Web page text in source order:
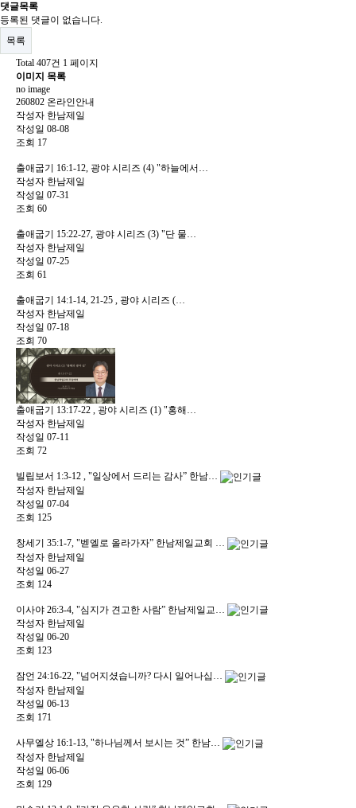
댓글목록
등록된 댓글이 없습니다.
목록
Total 407건 1 페이지
이미지 목록
no image
260802 온라인안내
작성자 한남제일
작성일 08-08
조회 17
출애굽기 16:1-12, 광야 시리즈 (4) "하늘에서…
작성자 한남제일
작성일 07-31
조회 60
출애굽기 15:22-27, 광야 시리즈 (3) "단 물…
작성자 한남제일
작성일 07-25
조회 61
출애굽기 14:1-14, 21-25 , 광야 시리즈 (…
작성자 한남제일
작성일 07-18
조회 70
출애굽기 13:17-22 , 광야 시리즈 (1) "홍해…
작성자 한남제일
작성일 07-11
조회 72
빌립보서 1:3-12 , "일상에서 드리는 감사” 한남…
작성자 한남제일
작성일 07-04
조회 125
창세기 35:1-7, "벧엘로 올라가자” 한남제일교회 …
작성자 한남제일
작성일 06-27
조회 124
이사야 26:3-4, "심지가 견고한 사람” 한남제일교…
작성자 한남제일
작성일 06-20
조회 123
잠언 24:16-22, "넘어지셨습니까? 다시 일어나십…
작성자 한남제일
작성일 06-13
조회 171
사무엘상 16:1-13, "하나님께서 보시는 것” 한남…
작성자 한남제일
작성일 06-06
조회 129